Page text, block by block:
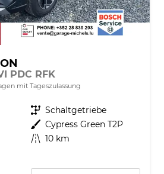
PDC RFK
mit Tageszulassung
Getriebe Schaltgetriebe
Außenfarbe Cypress Green T2P
Kilometerstand 10 km